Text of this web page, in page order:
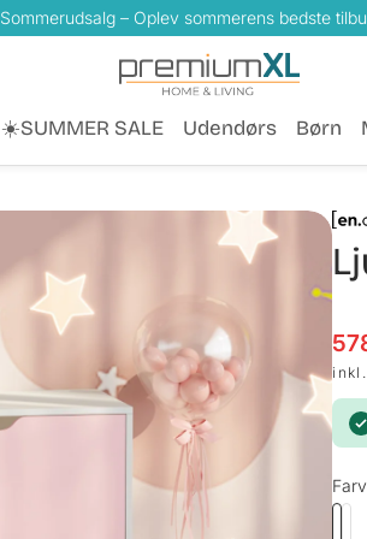
Sommerudsalg – Oplev sommerens bedste
☀️SUMMER SALE Udendørs Børn